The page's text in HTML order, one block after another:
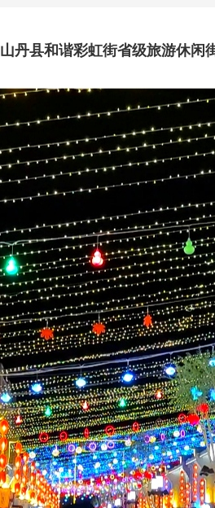
山丹县和谐彩虹街省级旅游休闲